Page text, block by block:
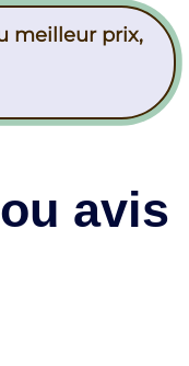
meilleur prix,
avis